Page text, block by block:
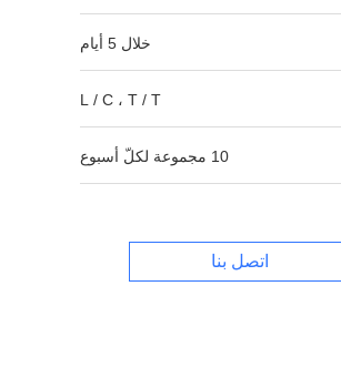
خلال 5 أيام
L / C ، T / T
10 مجموعة لكلّ أسبوع
اتصل بنا